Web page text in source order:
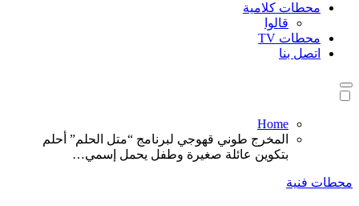
محطات كلامية
قالوا
محطات TV
اتصل بنا
Home
المخرج طوني قهوجي لبرنامج “متل الحلم” أحلم
بتكوين عائلة صغيرة وطفل يحمل إسمي…
محطات فنية